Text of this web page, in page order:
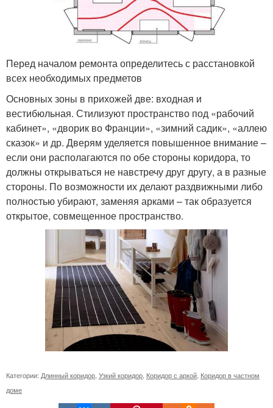
Перед началом ремонта определитесь с расстановкой
всех необходимых предметов
Основных зоны в прихожей две: входная и
вестибюльная. Стилизуют пространство под «рабочий
кабинет», «дворик во Франции», «зимний садик», «аллею
сказок» и др. Дверям уделяется повышенное внимание –
если они располагаются по обе стороны коридора, то
должны открываться не навстречу друг другу, а в разные
стороны. По возможности их делают раздвижными либо
полностью убирают, заменяя арками – так образуется
открытое, совмещенное пространство.
Категории: Длинный коридор Узкий коридор Коридор с аркой Коридор в частном
доме